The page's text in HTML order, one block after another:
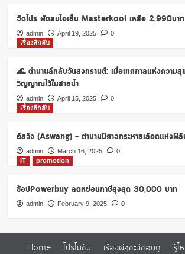
จัดโปร พัดลมไอเย็น Masterkool เหลือ 2,990บาท
admin April 19, 2025
0
เรื่องลึกลับ
🌊 ตำนานลึกลับวันสงกรานต์: เมื่อเทศกาลแห่งความสุ
วิญญาณไว้ในสายน้ำ
admin April 15, 2025
0
เรื่องลึกลับ
อัสวัง (Aswang) – ตำนานปีศาจกระหายเลือดแห่งฟิ
admin March 16, 2025
0
IT
promotion
ช้อปPowerbuy ลดหย่อนภาษีสูงสุด 30,000 บาท
admin February 9, 2025 0
Home โปรโมชั่น เรื่องผีๆชะนีชอบดู รู้ไ